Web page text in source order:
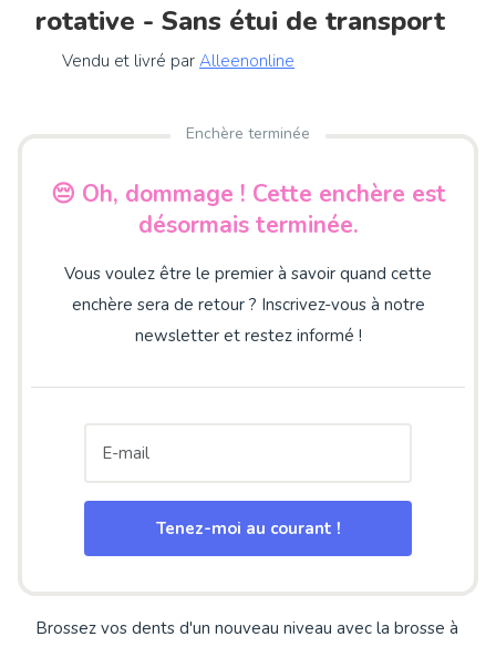
rotative - Sans étui de transport
Vendu et livré par Alleenonline
Enchère terminée
😔 Oh, dommage ! Cette enchère est
désormais terminée.
Vous voulez être le premier à savoir quand cette
enchère sera de retour ? Inscrivez-vous à notre
newsletter et restez informé !
Tenez-moi au courant !
Brossez vos dents d'un nouveau niveau avec la brosse à